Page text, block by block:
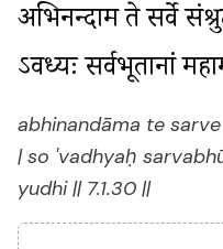
अभिनन्दाम ते सर्वे
ऽवध्यः सर्वभूतानां
abhinandāma te
| so 'vadhyaḥ
yudhi || 7.1.30 ||